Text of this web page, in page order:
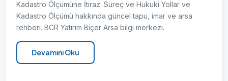
Kadastro Ölçümüne İtiraz: Süreç ve Hukuki Yollar ve
Kadastro Ölçümü hakkında güncel tapu, imar ve arsa
rehberi. BCR Yatırım Biçer Arsa bilgi merkezi.
Devamını Oku